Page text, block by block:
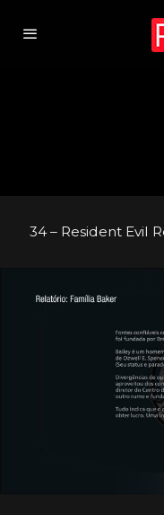
34 – Resident Evil